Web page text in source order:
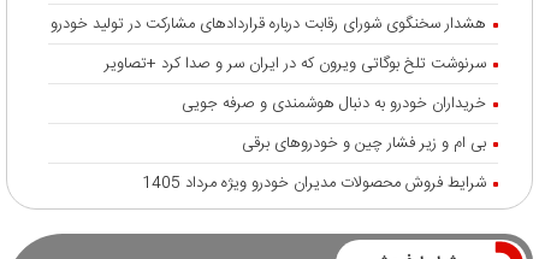
هشدار سخنگوی شورای رقابت درباره قرارداد‌های مشارکت در تولید خودرو
سرنوشت تلخ بوگاتی ویرون که در ایران سر و صدا کرد +تصاویر
خریداران خودرو به دنبال هوشمندی و صرفه جویی
بی ام و زیر فشار چین و خودروهای برقی
شرایط فروش محصولات مدیران خودرو ویژه مرداد 1405